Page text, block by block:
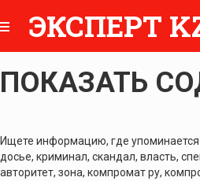
ЭКСПЕРТ
ПОКАЗАТЬ
Ищете информацию, где упоминается
досье, криминал, скандал, власть,
авторитет, зона, компромат ру,